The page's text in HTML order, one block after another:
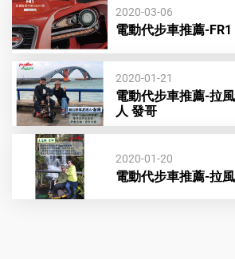
步
車
|
魁
2020-03-06
電動代步車推薦-FR1
2020-01-21
電動代步車推薦-拉
人 發哥
2020-01-20
電動代步車推薦-拉